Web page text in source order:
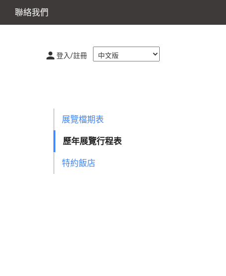
聯絡我們
登入/註冊
展覽檔期表
歷年展覽行程表
特約飯店